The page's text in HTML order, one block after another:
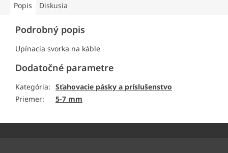
Popis Diskusia
Podrobný popis
Upínacia svorka na káble
Dodatočné parametre
Kategória: Sťahovacie pásky a príslušenstvo
Priemer: 5-7 mm